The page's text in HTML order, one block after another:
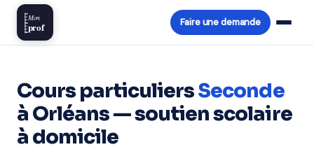
Mon
prof Faire une demande
Cours particuliersSeconde
à Orléans — soutien scolaire
à domicile